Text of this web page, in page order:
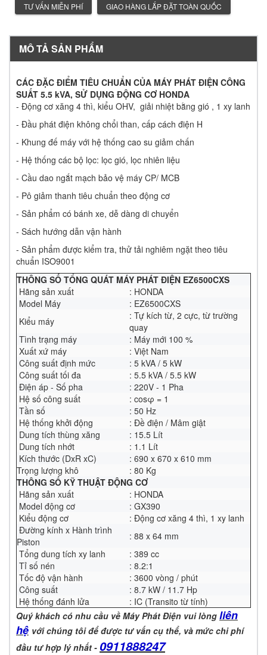
TƯ VẤN MIỄN PHÍ GIAO HÀNG LẮP ĐẶT TOÀN QUỐC
MÔ TẢ SẢN PHẨM
CÁC ĐẶC ĐIỂM TIÊU CHUẨN CỦA MÁY PHÁT ĐIỆN CÔNG
SUẤT 5.5 kVA, SỬ DỤNG ĐỘNG CƠ HONDA
- Động cơ xăng 4 thì, kiểu OHV, giải nhiệt bằng gió , 1 xy lanh
- Đầu phát điện không chổi than, cấp cách điện H
- Khung đế máy với hệ thống cao su giảm chấn
- Hệ thống các bộ lọc: lọc gió, lọc nhiên liệu
- Cầu dao ngắt mạch bảo vệ máy CP/ MCB
- Pô giảm thanh tiêu chuẩn theo động cơ
- Sản phẩm có bánh xe, dễ dàng di chuyển
- Sách hướng dẫn vận hành
- Sản phẩm được kiểm tra, thử tải nghiêm ngặt theo tiêu
chuẩn ISO9001
THÔNG SỐ TỔNG QUÁT MÁY PHÁT ĐIỆN EZ6500CXS
Hãng sản xuất
: HONDA
Model Máy
: EZ6500CXS
Kiểu máy
: Tự kích từ, 2 cực, từ trường
quay
Tình trạng máy
: Máy mới 100 %
Xuất xứ máy
: Việt Nam
Công suất định mức
: 5 kVA / 5 kW
Công suất tối đa
: 5.5 kVA / 5.5 kW
Điện áp - Số pha
: 220V - 1 Pha
Hệ số công suất
: cosφ = 1
Tần số
: 50 Hz
Hệ thống khởi động
: Đề điện / Mâm giật
Dung tích thùng xăng
: 15.5 Lít
Dung tích nhớt
: 1.1 Lít
Kích thước (DxR xC)
: 690 x 670 x 610 mm
Trọng lượng khô
: 80 Kg
THÔNG SỐ KỸ THUẬT ĐỘNG CƠ
Hãng sản xuất
: HONDA
Model động cơ
: GX390
Kiểu động cơ
: Động cơ xăng 4 thì, 1 xy lanh
Đường kính x Hành trình
Piston
: 88 x 64 mm
Tổng dung tích xy lanh
: 389 cc
Tỉ số nén
: 8.2:1
Tốc độ vận hành
: 3600 vòng / phút
Công suất
: 8.7 kW / 11.7 Hp
Hệ thống đánh lửa
: IC (Transito từ tính)
Quý khách có nhu cầu về Máy Phát Điện vui lòng liên
hệ với chúng tôi để được tư vấn cụ thể, và mức chi phí
đầu tư hợp lý nhất - 0911888247